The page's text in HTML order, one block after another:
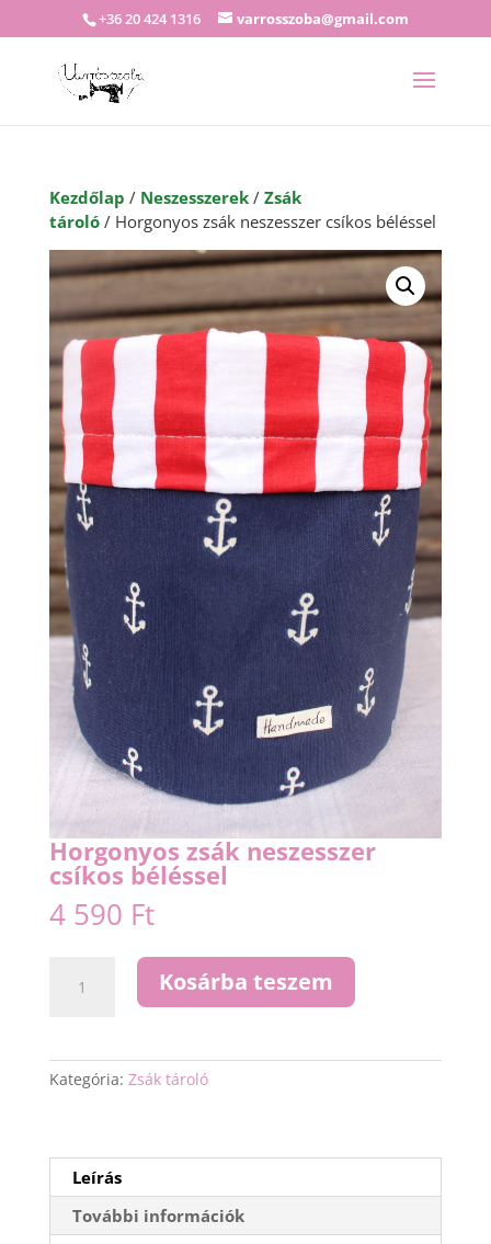
+36 20 424 1316 varrosszoba@gmail.com
Kezdőlap / Neszesszerek/ Zsák
tároló/ Horgonyos zsák neszesszer csíkos béléssel
Horgonyos zsák neszesszer
csíkos béléssel
4 590 Ft
zsák
béléssel
mennyiség
Kosárba teszem
Kategória: Zsák tároló
Leírás
További információk